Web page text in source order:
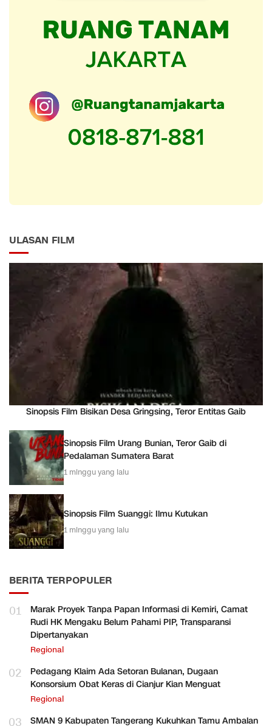
ULASAN FILM
Sinopsis Film Bisikan Desa Gringsing, Teror Entitas Gaib
Sinopsis Film Urang Bunian, Teror Gaib di
Pedalaman Sumatera Barat
1 minggu yang lalu
Sinopsis Film Suanggi: Ilmu Kutukan
1 minggu yang lalu
BERITA TERPOPULER
01
Marak Proyek Tanpa Papan Informasi di Kemiri, Camat
Rudi HK Mengaku Belum Pahami PIP, Transparansi
Dipertanyakan
Regional
02
Pedagang Klaim Ada Setoran Bulanan, Dugaan
Konsorsium Obat Keras di Cianjur Kian Menguat
Regional
03 SMAN 9 Kabupaten Tangerang Kukuhkan Tamu Ambalan